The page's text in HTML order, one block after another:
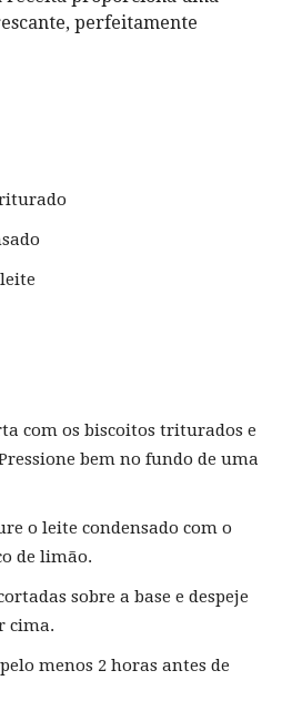
perfeitamente
com os biscoitos triturados e
bem no fundo de uma
o leite condensado com o
de limão.
sobre a base e despeje
cima.
menos 2 horas antes de